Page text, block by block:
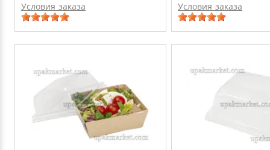
Условия заказа Условия заказа